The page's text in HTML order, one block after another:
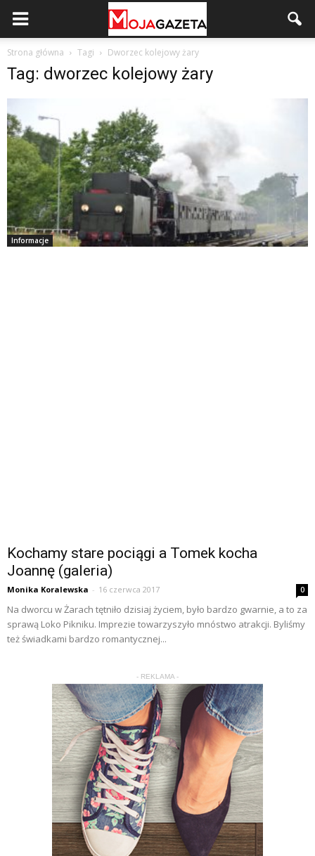
Strona główna Tagi Dworzec kolejowy żary
Tag: dworzec kolejowy żary
Informacje
Kochamy stare pociągi a Tomek kocha
Joannę (galeria)
Monika Koralewska - 16 czerwca 2017 0
Na dworcu w Żarach tętniło dzisiaj życiem, było bardzo gwarnie, a to za
sprawą Loko Pikniku. Imprezie towarzyszyło mnóstwo atrakcji. Byliśmy
też świadkami bardzo romantycznej...
- REKLAMA -